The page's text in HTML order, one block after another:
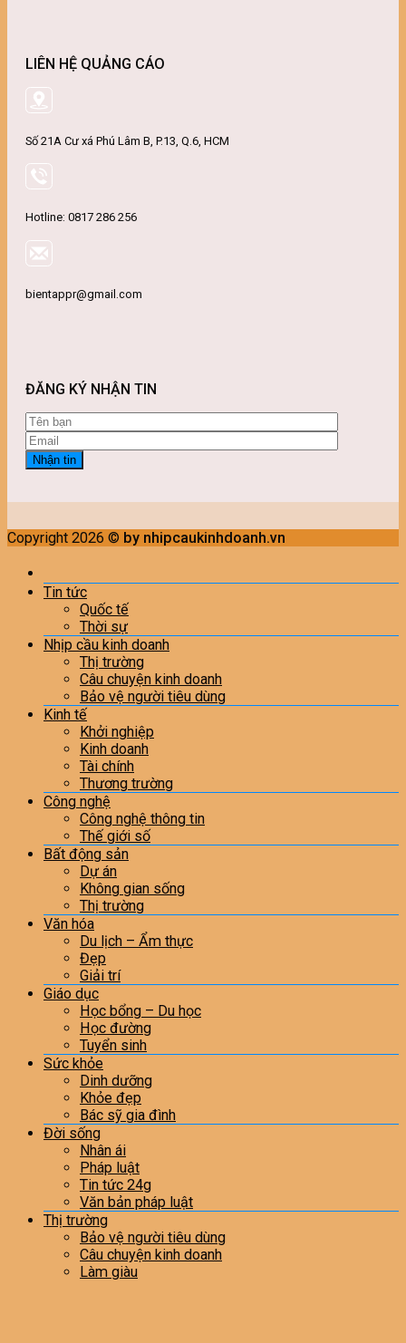
LIÊN HỆ QUẢNG CÁO
Số 21A Cư xá Phú Lâm B, P.13, Q.6, HCM
Hotline: 0817 286 256
bientappr@gmail.com
ĐĂNG KÝ NHẬN TIN
Copyright 2026 © by nhipcaukinhdoanh.vn
Tin tức
Quốc tế
Thời sự
Nhịp cầu kinh doanh
Thị trường
Câu chuyện kinh doanh
Bảo vệ người tiêu dùng
Kinh tế
Khởi nghiệp
Kinh doanh
Tài chính
Thương trường
Công nghệ
Công nghệ thông tin
Thế giới số
Bất động sản
Dự án
Không gian sống
Thị trường
Văn hóa
Du lịch – Ẩm thực
Đẹp
Giải trí
Giáo dục
Học bổng – Du học
Học đường
Tuyển sinh
Sức khỏe
Dinh dưỡng
Khỏe đẹp
Bác sỹ gia đình
Đời sống
Nhân ái
Pháp luật
Tin tức 24g
Văn bản pháp luật
Thị trường
Bảo vệ người tiêu dùng
Câu chuyện kinh doanh
Làm giàu